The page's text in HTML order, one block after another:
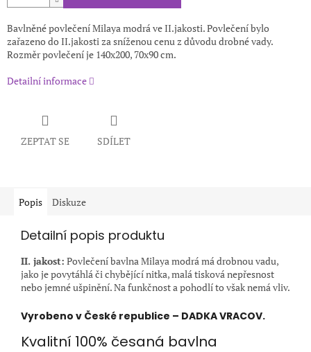
Bavlněné povlečení Milaya modrá ve II.jakosti. Povlečení bylo
zařazeno do II.jakosti za sníženou cenu z důvodu drobné vady.
Rozměr povlečení je 140x200, 70x90 cm.
Detailní informace
ZEPTAT SE SDÍLET
Popis Diskuze
Detailní popis produktu
II. jakost: Povlečení bavlna Milaya modrá má drobnou vadu,
jako je povytáhlá či chybějící nitka, malá tisková nepřesnost
nebo jemné ušpinění. Na funkčnost a pohodlí to však nemá vliv.
Vyrobeno v České republice – DADKA VRACOV.
Kvalitní 100% česaná bavlna